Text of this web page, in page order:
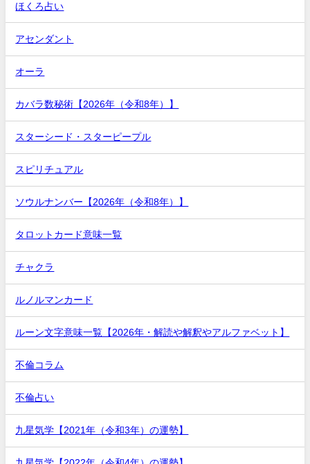
ほくろ占い
アセンダント
オーラ
カバラ数秘術【2026年（令和8年）】
スターシード・スターピープル
スピリチュアル
ソウルナンバー【2026年（令和8年）】
タロットカード意味一覧
チャクラ
ルノルマンカード
ルーン文字意味一覧【2026年・解読や解釈やアルファベット】
不倫コラム
不倫占い
九星気学【2021年（令和3年）の運勢】